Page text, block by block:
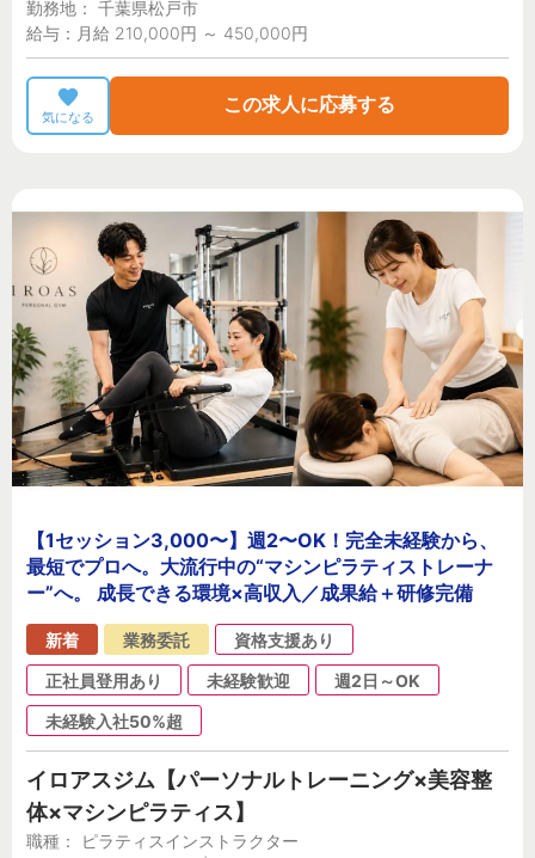
勤務地： 千葉県松戸市
給与：月給 210,000円 ～ 450,000円
気になる
この求人に応募する
【1セッション3,000〜】週2〜OK！完全未経験から、
最短でプロへ。大流行中の“マシンピラティストレーナ
ー”へ。 成長できる環境×高収入／成果給＋研修完備
新着 業務委託
資格支援あり
正社員登用あり
未経験歓迎
週2日～OK
未経験入社50%超
イロアスジム【パーソナルトレーニング×美容整
体×マシンピラティス】
職種： ピラティスインストラクター